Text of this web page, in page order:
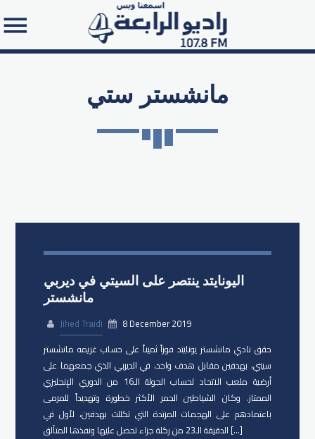
مانشستر ستي
اليونايتد ينتصر على السيتي في ديربي
مانشستر
Jihed Traidi
8 December 2019
حقق نادي مانشستر يونايتد فوزاً ثميناً على حساب غريمه مانشستر
سيتي، بهدفين مقابل هدف واحد، في الديربي الذي جمعهما على
أرضية ملعب الاتحاد لحساب الجولة الـ16 من الدوري الإنجليزي
الممتاز. وكان الشياطين الحمر الأكثر خطورة وتهديداً للمرمى
باعتمادهم على الهجمات المرتدة التي تكللت بهدفين، لأول في
الدقيقة الـ23 من ركلة جزاء تحصل عليها ونفذها المتألق […]